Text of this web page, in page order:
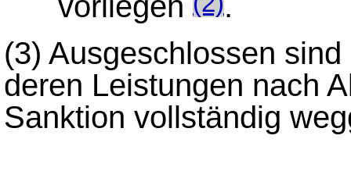
(3) Ausgeschlossen
deren Leistungen nach
Sanktion vollständig